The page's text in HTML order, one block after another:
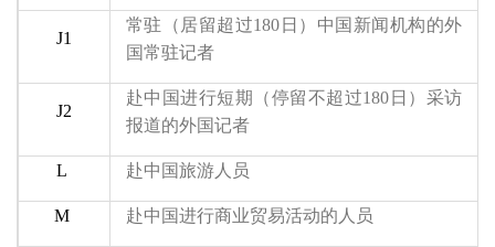
J1
常驻 （居留超过180日） 中国新闻机构的外
国常驻记者
J2
赴中国进行短期 （停留不超过180日） 采访
报道的外国记者
L 赴中国旅游人员
M 赴中国进行商业贸易活动的人员